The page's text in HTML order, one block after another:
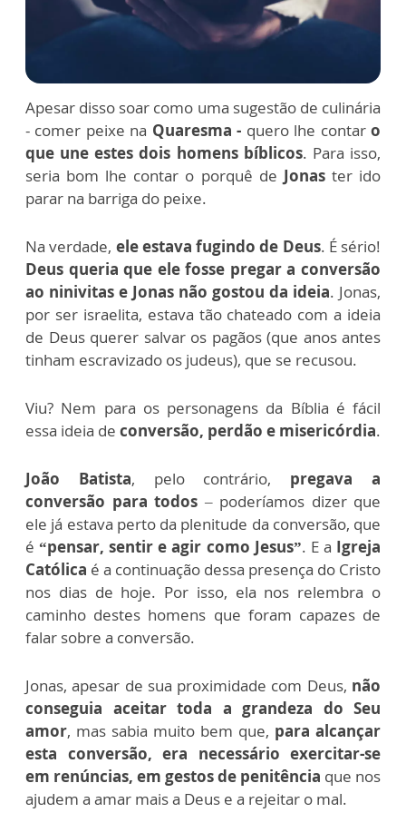
Apesar disso soar como uma sugestão de culinária
- comer peixe na Quaresma - quero lhe contaro
que une estes dois homens bíblicos. Para isso,
seria bom lhe contar o porquê de Jonas ter ido
parar na barriga do peixe.
Na verdade, ele estava fugindo de Deus. É sério!
Deus queria que ele fosse pregar a conversão
ao ninivitas e Jonas não gostou da ideia. Jonas,
por ser israelita, estava tão chateado com a ideia
de Deus querer salvar os pagãos (que anos antes
tinham escravizado os judeus), que se recusou.
Viu? Nem para os personagens da Bíblia é fácil
essa ideia de conversão, perdão e misericórdia.
João Batista, pelo contrário, pregava a
conversão para todos – poderíamos dizer que
ele já estava perto da plenitude da conversão, que
é “pensar, sentir e agir como Jesus”. E a Igreja
Católica é a continuação dessa presença do Cristo
nos dias de hoje. Por isso, ela nos relembra o
caminho destes homens que foram capazes de
falar sobre a conversão.
Jonas, apesar de sua proximidade com Deus, não
conseguia aceitar toda a grandeza do Seu
amor, mas sabia muito bem que, para alcançar
esta conversão, era necessário exercitar-se
em renúncias, em gestos de penitência que nos
ajudem a amar mais a Deus e a rejeitar o mal.